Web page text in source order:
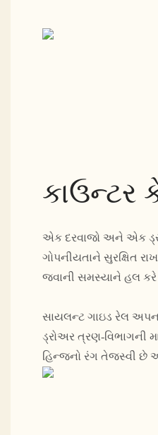
કાઉન્ટર
એક દરવાજો અને એક
ગોપનીયતાને સુરક્ષિત
જવાની સમસ્યાને હલ
સાયલન્ટ ગાઇડ રેલ
ડ્રોઅર ત્રણ-વિભાગની
હિન્જનો રંગ તેજસ્વી છે